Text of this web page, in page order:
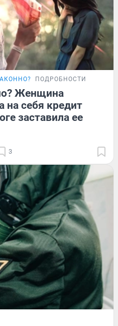
ПОДРОБНОСТИ
Женщина
на себя кредит
заставила ее
3